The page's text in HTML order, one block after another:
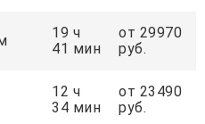
19 ч
41 мин
от 29970
руб.
12 ч
34 мин
от 23490
руб.